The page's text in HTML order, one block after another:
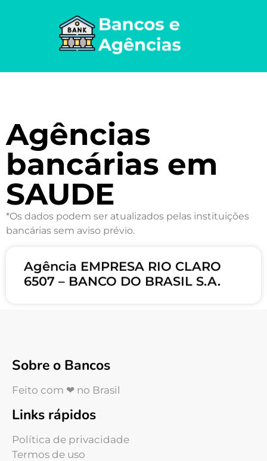
Agências
bancárias em
SAUDE
*Os dados podem ser atualizados pelas instituições
bancárias sem aviso prévio.
Agência EMPRESA RIO CLARO
6507 – BANCO DO BRASIL S.A.
Sobre o Bancos
Feito com ❤ no Brasil
Links rápidos
Política de privacidade
Termos de uso